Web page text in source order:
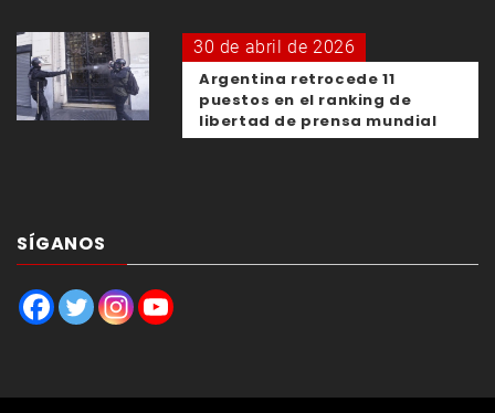
30 de abril de 2026
Argentina retrocede 11
puestos en el ranking de
libertad de prensa mundial
SÍGANOS